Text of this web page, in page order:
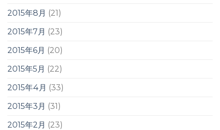
2015年8月 (21)
2015年7月 (23)
2015年6月 (20)
2015年5月 (22)
2015年4月 (33)
2015年3月 (31)
2015年2月 (23)